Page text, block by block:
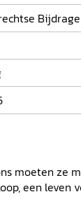
moeten ze
een